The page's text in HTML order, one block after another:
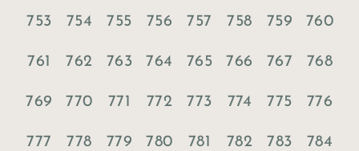
753 754 755 756 757 758 759 760
761 762 763 764 765 766 767 768
769 770 771 772 773 774 775 776
777 778 779 780 781 782 783 784